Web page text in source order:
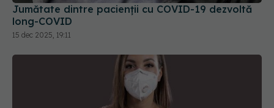
15 dec 2025, 19:11